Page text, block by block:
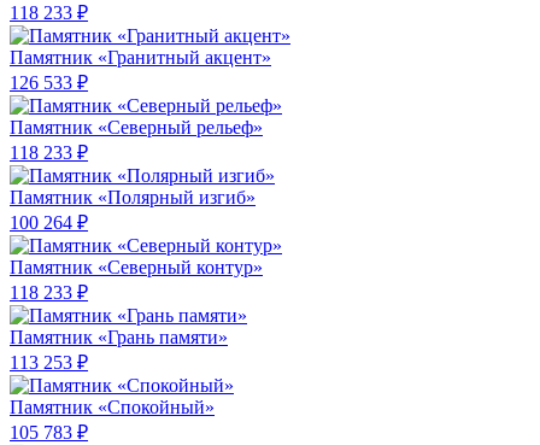
118 233 ₽
Памятник «Гранитный акцент»
126 533 ₽
Памятник «Северный рельеф»
118 233 ₽
Памятник «Полярный изгиб»
100 264 ₽
Памятник «Северный контур»
118 233 ₽
Памятник «Грань памяти»
113 253 ₽
Памятник «Спокойный»
105 783 ₽